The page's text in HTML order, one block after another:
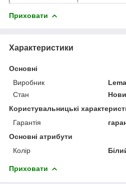
Приховати
Характеристики
Основні
Виробник
Стан
Користувальницькі
Гарантія
Основні атрибути
Колір
Приховати